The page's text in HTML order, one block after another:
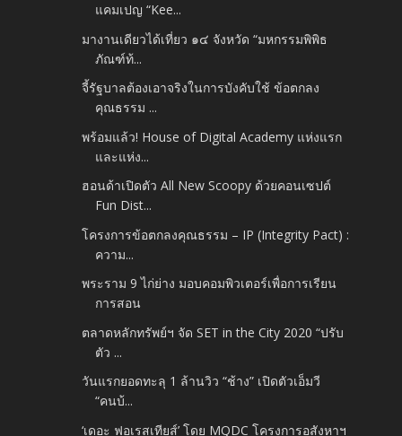
แคมเปญ “Kee...
มางานเดียวได้เที่ยว ๑๔ จังหวัด “มหกรรมพิพิธ
ภัณฑ์ท้...
จี้รัฐบาลต้องเอาจริงในการบังคับใช้ ข้อตกลง
คุณธรรม ...
พร้อมแล้ว! House of Digital Academy แห่งแรก
และแห่ง...
ฮอนด้าเปิดตัว All New Scoopy ด้วยคอนเซปต์
Fun Dist...
โครงการข้อตกลงคุณธรรม – IP (Integrity Pact) :
ความ...
พระราม 9 ไก่ย่าง มอบคอมพิวเตอร์เพื่อการเรียน
การสอน
ตลาดหลักทรัพย์ฯ จัด SET in the City 2020 “ปรับ
ตัว ...
วันแรกยอดทะลุ 1 ล้านวิว “ช้าง” เปิดตัวเอ็มวี
“คนบ้...
‘เดอะ ฟอเรสเทียส์’ โดย MQDC โครงการอสังหาฯ